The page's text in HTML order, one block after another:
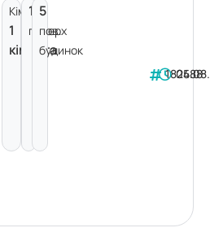
Кімнат:
1
кімната
1
поверх
5
пов.
будинок
182488